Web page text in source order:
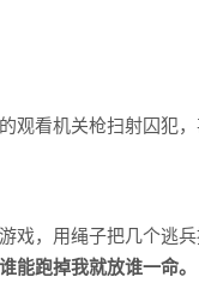
观看机关枪扫射囚犯
戏，用绳子把几个逃兵
谁能跑掉我就放谁一命。